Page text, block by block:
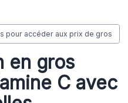
pour accéder aux prix de gros
en gros
C avec